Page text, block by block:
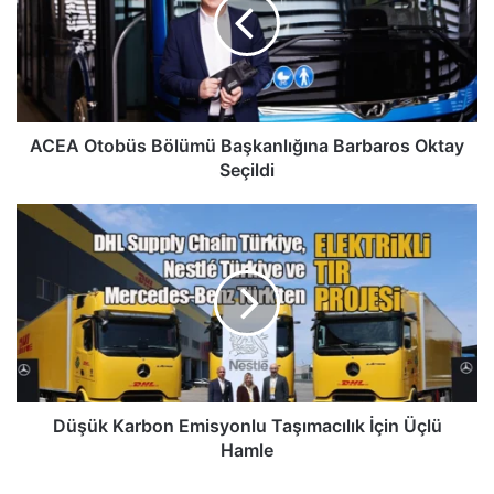
Barbaros
Oktay
Seçildi
ACEA Otobüs Bölümü Başkanlığına Barbaros Oktay
Seçildi
Düşük
Karbon
Taşımacılık
Üçlü
Hamle
Düşük Karbon Emisyonlu Taşımacılık İçin Üçlü
Hamle